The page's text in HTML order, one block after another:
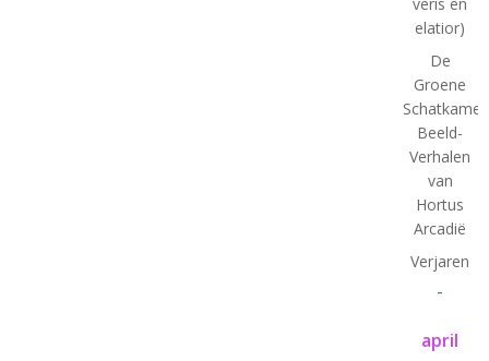
elatior)
De
Groene
Schatkamer:
Beeld-
Verhalen
van
Hortus
Arcadië
Verjaren
-
april